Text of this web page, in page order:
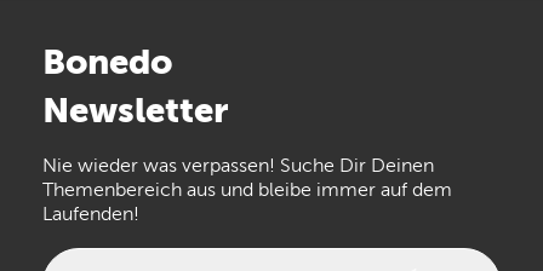
Arturia
the t.bone
Walrus Audio Epiphone
Bonedo
Newsletter
Nie wieder was verpassen! Suche Dir Deinen
Themenbereich aus und bleibe immer auf dem
Laufenden!